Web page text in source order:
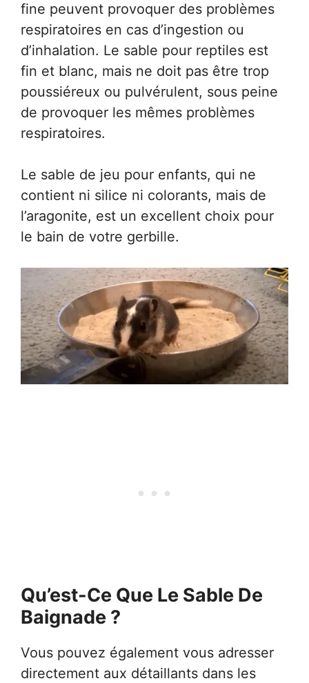
fine peuvent provoquer des problèmes
respiratoires en cas d’ingestion ou
d’inhalation. Le sable pour reptiles est
fin et blanc, mais ne doit pas être trop
poussiéreux ou pulvérulent, sous peine
de provoquer les mêmes problèmes
respiratoires.
Le sable de jeu pour enfants, qui ne
contient ni silice ni colorants, mais de
l’aragonite, est un excellent choix pour
le bain de votre gerbille.
Qu’est-Ce Que Le Sable De
Baignade ?
Vous pouvez également vous adresser
directement aux détaillants dans les